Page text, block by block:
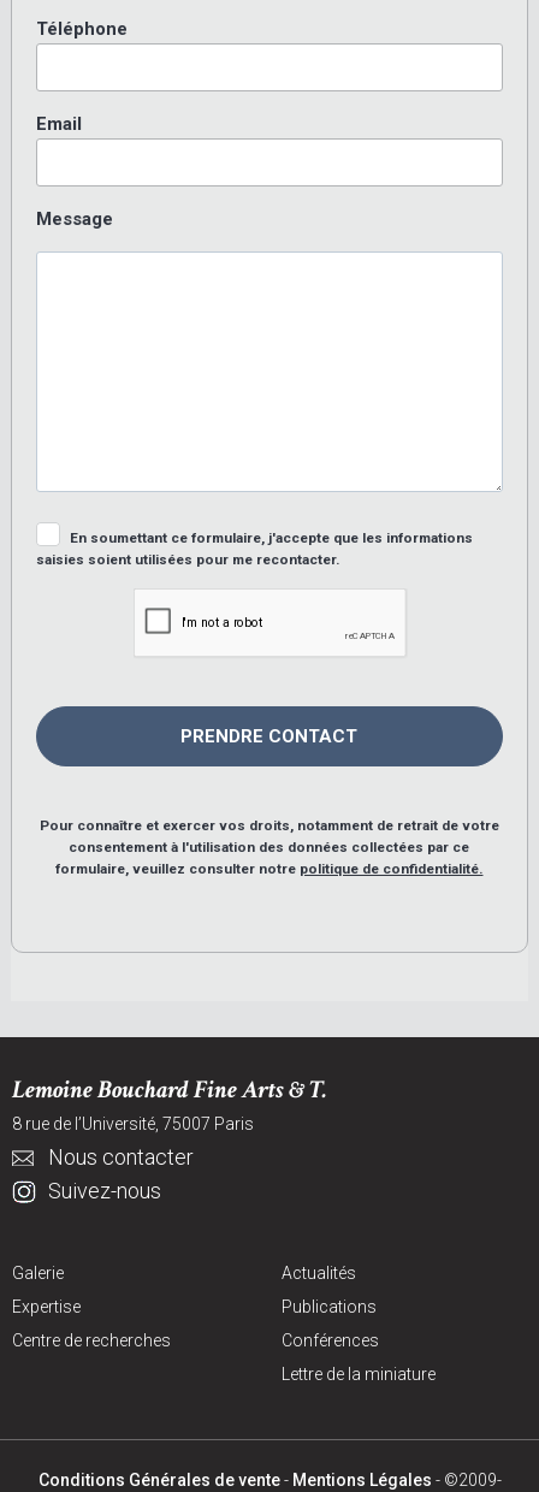
Téléphone
Email
Message
En soumettant ce formulaire, j'accepte que les informations
saisies soient utilisées pour me recontacter.
Pour connaître et exercer vos droits, notamment de retrait de votre
consentement à l'utilisation des données collectées par ce
formulaire, veuillez consulter notre politique de confidentialité.
Lemoine Bouchard Fine Arts & T.
8 rue de l’Université, 75007 Paris
Nous contacter
Suivez-nous
Galerie
Expertise
Centre de recherches
Actualités
Publications
Conférences
Lettre de la miniature
Conditions Générales de vente- Mentions Légales - ©2009-